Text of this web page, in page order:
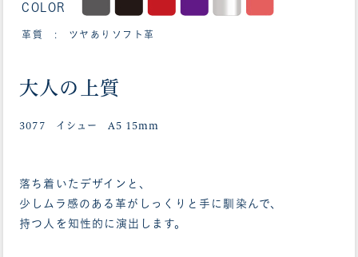
COLOR
革質 : ツヤありソフト革
大人の上質
3077 イシュー A5 15mm
落ち着いたデザインと、
少しムラ感のある革がしっくりと手に馴染んで、
持つ人を知性的に演出します。